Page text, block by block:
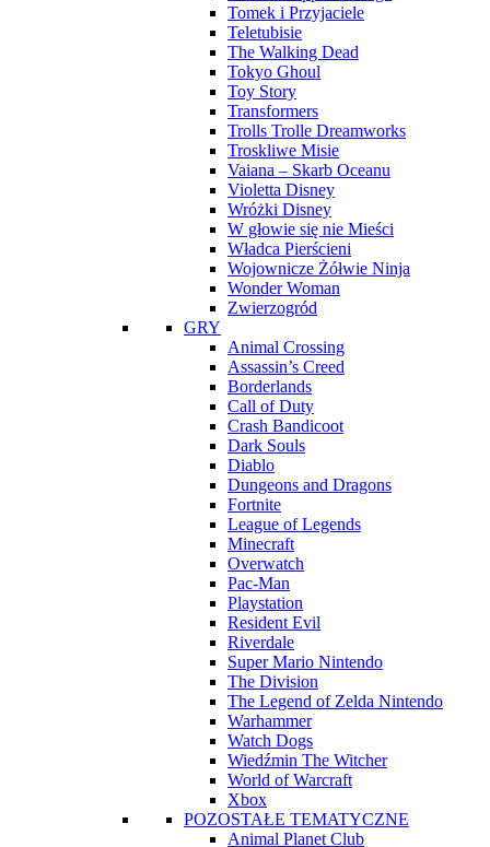
Tomek i Przyjaciele
Teletubisie
The Walking Dead
Tokyo Ghoul
Toy Story
Transformers
Trolls Trolle Dreamworks
Troskliwe Misie
Vaiana – Skarb Oceanu
Violetta Disney
Wróżki Disney
W głowie się nie Mieści
Władca Pierścieni
Wojownicze Żółwie Ninja
Wonder Woman
Zwierzogród
GRY
Animal Crossing
Assassin’s Creed
Borderlands
Call of Duty
Crash Bandicoot
Dark Souls
Diablo
Dungeons and Dragons
Fortnite
League of Legends
Minecraft
Overwatch
Pac-Man
Playstation
Resident Evil
Riverdale
Super Mario Nintendo
The Division
The Legend of Zelda Nintendo
Warhammer
Watch Dogs
Wiedźmin The Witcher
World of Warcraft
Xbox
POZOSTAŁE TEMATYCZNE
Animal Planet Club